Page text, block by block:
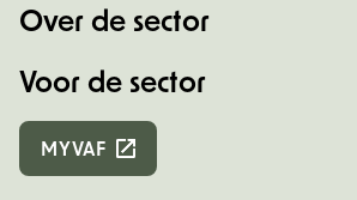
Over de sector
Voor de sector
MYVAF